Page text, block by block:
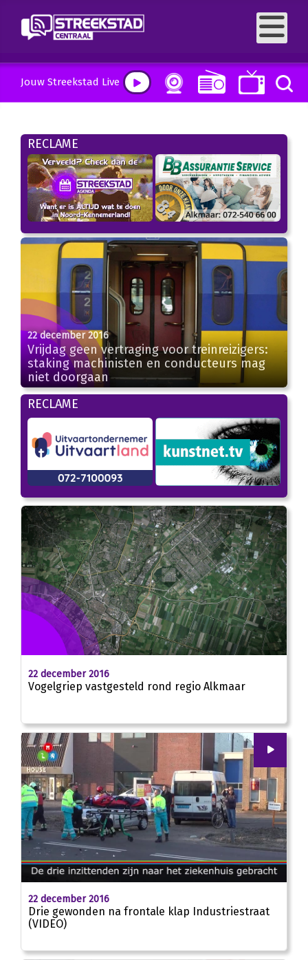
Jouw Streekstad Live
RECLAME
22 december 2016
Vrijdag geen vertraging voor treinreizigers:
staking machinisten en conducteurs mag
niet doorgaan
RECLAME
22 december 2016
Vogelgriep vastgesteld rond regio Alkmaar
22 december 2016
Drie gewonden na frontale klap Industriestraat
(VIDEO)